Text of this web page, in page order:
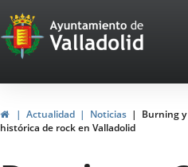
Portal
Web
del
Ayuntamiento
de
InicioActualidad Noticias
Burning
histórica de rock en Valladolid